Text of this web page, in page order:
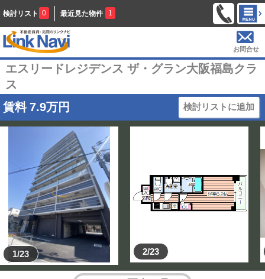
検討リスト 0 最近見た物件 1
お問合せ
エスリードレジデンス ザ・グラン大阪福島クラ
ス
賃料 7.9万円 検討リストに追加
1/23 2/23